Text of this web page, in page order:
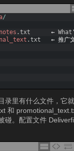
/
.txt ← What '
.txt ← 推广
录里有什么文件，它
和
碰。配置文件